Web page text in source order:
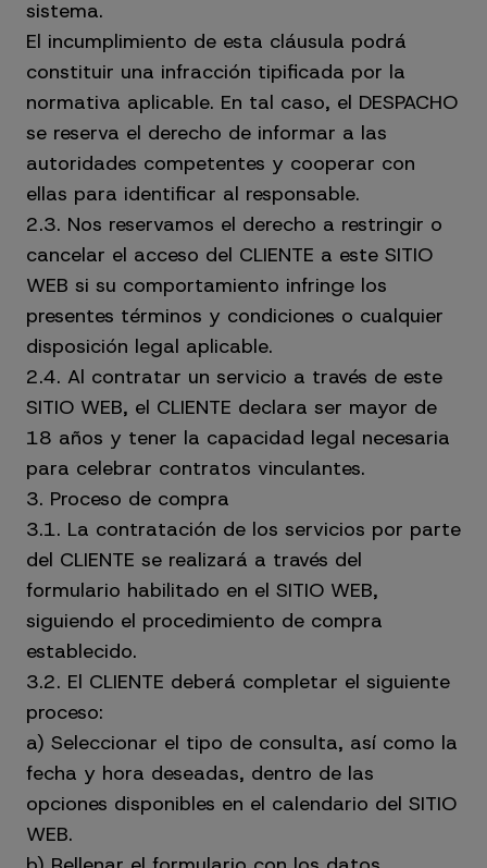
sistema.
El incumplimiento de esta cláusula podrá
constituir una infracción tipificada por la
normativa aplicable. En tal caso, el DESPACHO
se reserva el derecho de informar a las
autoridades competentes y cooperar con
ellas para identificar al responsable.
2.3. Nos reservamos el derecho a restringir o
cancelar el acceso del CLIENTE a este SITIO
WEB si su comportamiento infringe los
presentes términos y condiciones o cualquier
disposición legal aplicable.
2.4. Al contratar un servicio a través de este
SITIO WEB, el CLIENTE declara ser mayor de
18 años y tener la capacidad legal necesaria
para celebrar contratos vinculantes.
3. Proceso de compra
3.1. La contratación de los servicios por parte
del CLIENTE se realizará a través del
formulario habilitado en el SITIO WEB,
siguiendo el procedimiento de compra
establecido.
3.2. El CLIENTE deberá completar el siguiente
proceso:
a) Seleccionar el tipo de consulta, así como la
fecha y hora deseadas, dentro de las
opciones disponibles en el calendario del SITIO
WEB.